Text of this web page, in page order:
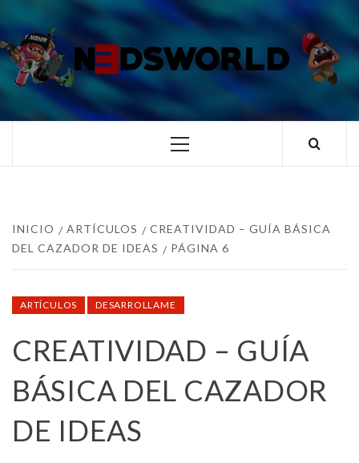
al
contenido
TUS ESPECIALISTAS EN NINTENDO
Menú
INICIO ARTÍCULOS
CREATIVIDAD – GUÍA BÁSICA
DEL CAZADOR DE IDEAS
PÁGINA 6
ARTÍCULOS DESARROLLAME
CREATIVIDAD – GUÍA
BÁSICA DEL CAZADOR
DE IDEAS